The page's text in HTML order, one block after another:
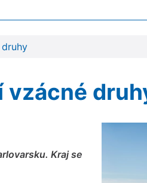
vzácné
Kraj se